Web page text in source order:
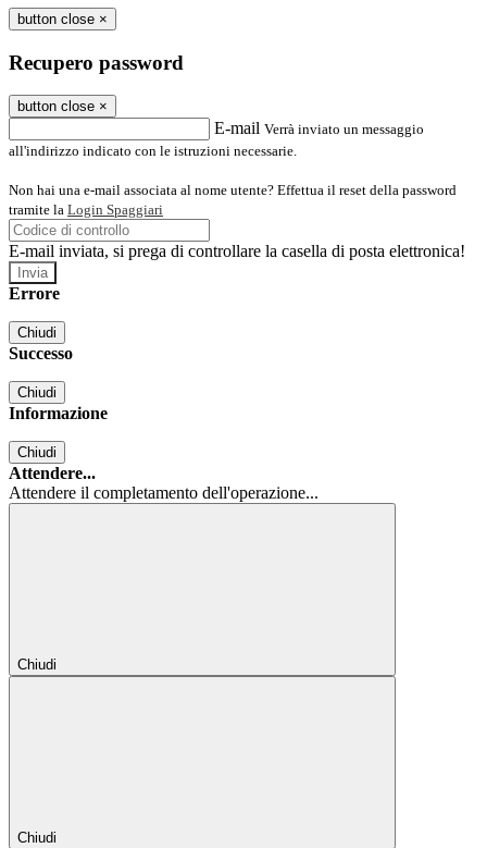
button close ×
Recupero password
button close ×
E-mail Verrà inviato un messaggio
all'indirizzo indicato con le istruzioni necessarie.
Non hai una e-mail associata al nome utente? Effettua il reset della password
tramite la Login Spaggiari
E-mail inviata, si prega di controllare la casella di posta elettronica!
Errore
Chiudi
Successo
Chiudi
Informazione
Chiudi
Attendere...
Attendere il completamento dell'operazione...
Chiudi
Chiudi